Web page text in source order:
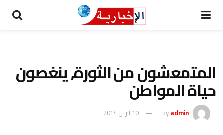
المتمعشون من الثورة, ينغصون
حياة المواطن
byadmin 10 أبريل 2014